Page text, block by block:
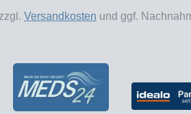
Versandkosten und ggf.